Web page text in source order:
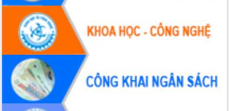
Đắk Lắk ký kết thỏa thuận hợp tác về
chuyển đổi số giai đoạn 2026 – 2030
với Tập đoàn Bưu chính Viễn thông
Việt Nam
Thứ trưởng Bộ Y tế làm việc với tỉnh
Đắk Lắk về phát triển nhân lực y tế
cho trạm y tế cấp xã
Du lịch Đắk Lắk nâng tầm trải nghiệm
du khách thông qua Hệ thống cơ sở dữ
liệu và Bản đồ số